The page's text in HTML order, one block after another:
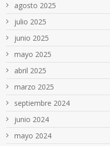
agosto 2025
julio 2025
junio 2025
mayo 2025
abril 2025
marzo 2025
septiembre 2024
junio 2024
mayo 2024